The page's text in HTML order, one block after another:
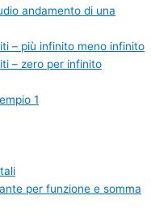
andamento di una
– più infinito meno infinito
– zero per infinito
1
per funzione e somma